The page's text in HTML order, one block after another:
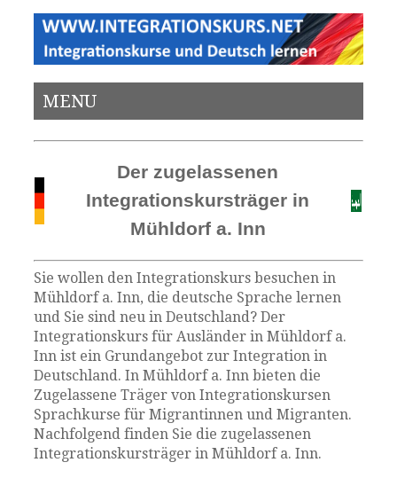
MENU
Der zugelassenen
Integrationskursträger in
Mühldorf a. Inn
Sie wollen den Integrationskurs besuchen in
Mühldorf a. Inn, die deutsche Sprache lernen
und Sie sind neu in Deutschland? Der
Integrationskurs für Ausländer in Mühldorf a.
Inn ist ein Grundangebot zur Integration in
Deutschland. In Mühldorf a. Inn bieten die
Zugelassene Träger von Integrationskursen
Sprachkurse für Migrantinnen und Migranten.
Nachfolgend finden Sie die zugelassenen
Integrationskursträger in Mühldorf a. Inn.